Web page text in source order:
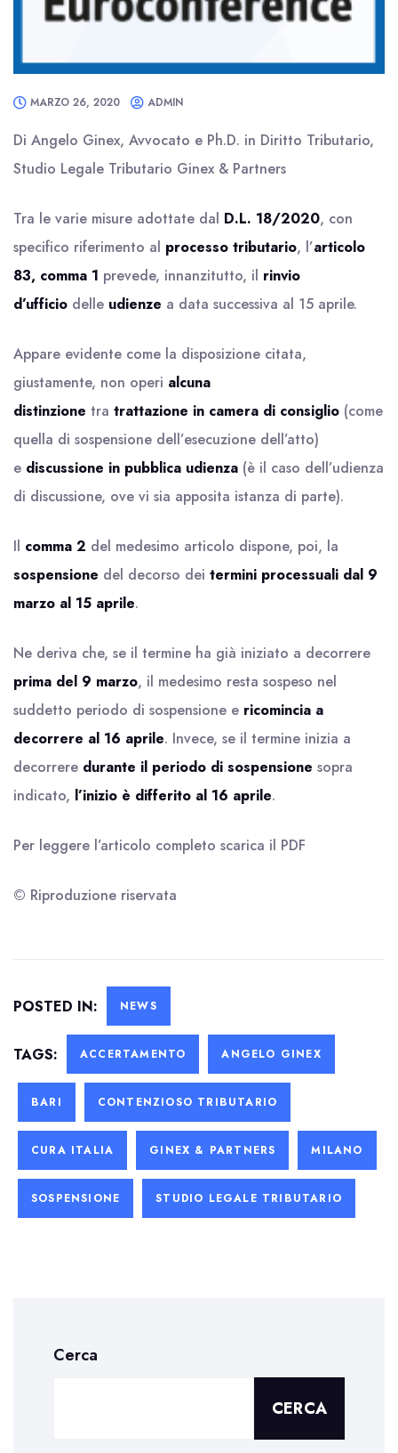
MARZO 26, 2020 ADMIN
Di Angelo Ginex, Avvocato e Ph.D. in Diritto Tributario,
Studio Legale Tributario Ginex & Partners
Tra le varie misure adottate dal D.L. 18/2020, con
specifico riferimento al processo tributario, l’articolo
83, comma 1 prevede, innanzitutto, il rinvio
d’ufficio delle udienze a data successiva al 15 aprile.
Appare evidente come la disposizione citata,
giustamente, non operi alcuna
distinzione tra trattazione in camera di consiglio (come
quella di sospensione dell’esecuzione dell’atto)
e discussione in pubblica udienza (è il caso dell’udienza
di discussione, ove vi sia apposita istanza di parte).
Il comma 2 del medesimo articolo dispone, poi, la
sospensione del decorso dei termini processuali dal 9
marzo al 15 aprile.
Ne deriva che, se il termine ha già iniziato a decorrere
prima del 9 marzo, il medesimo resta sospeso nel
suddetto periodo di sospensione e ricomincia a
decorrere al 16 aprile. Invece, se il termine inizia a
decorrere durante il periodo di sospensione sopra
indicato, l’inizio è differito al 16 aprile.
Per leggere l’articolo completo scarica il PDF
© Riproduzione riservata
POSTED IN: NEWS
TAGS: ACCERTAMENTO ANGELO GINEX
BARI CONTENZIOSO TRIBUTARIO
CURA ITALIA GINEX & PARTNERS MILANO
SOSPENSIONE STUDIO LEGALE TRIBUTARIO
Cerca
CERCA